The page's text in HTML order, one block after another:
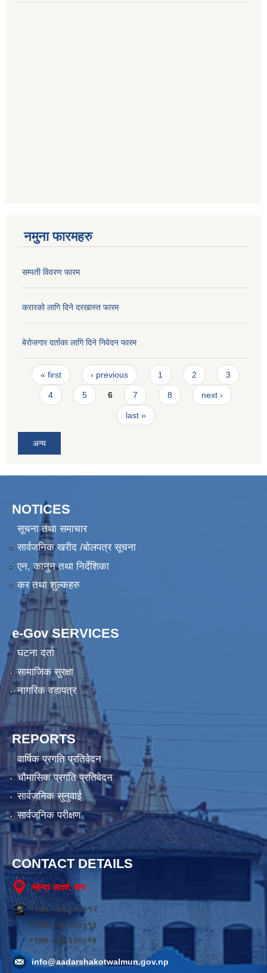
नमुना फारमहरु
सम्पती विवरण फारम
करारको लागि दिने दरखास्त फारम
बेरोजगार दर्ताका लागि दिने निवेदन फारम
Pages
« first ‹ previous 1 2 3
4 5 6 7 8 next ›
last »
अन्य
NOTICES
सूचना तथा समाचार
सार्वजनिक खरीद /बोलपत्र सूचना
एन, कानुन तथा निर्देशिका
कर तथा शुल्कहरु
e-Gov SERVICES
घटना दर्ता
सामाजिक सुरक्षा
नागरिक वडापत्र
REPORTS
वार्षिक प्रगति प्रतिवेदन
चौमासिक प्रगति प्रतिवेदन
सार्वजनिक सुनुवाई
सार्वजनिक परीक्षण
CONTACT DETAILS
महेन्द्र आदर्श, बारा
+९७७-०५३-६२००१२
+९७७-०५३-६२००१३
+९७७-०५३-६२००१४
info@aadarshakotwalmun.gov.np